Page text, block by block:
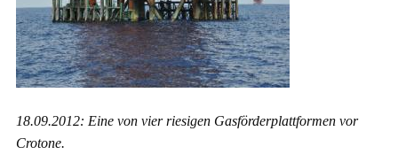
18.09.2012: Eine von vier riesigen Gasförderplattformen vor
Crotone.